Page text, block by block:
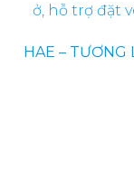
ở, hỗ trợ đặt
HAE – TƯƠNG